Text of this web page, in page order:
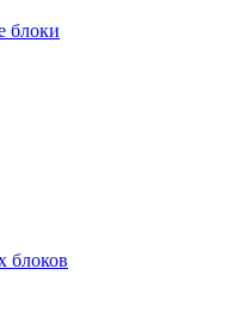
блоки
блоков